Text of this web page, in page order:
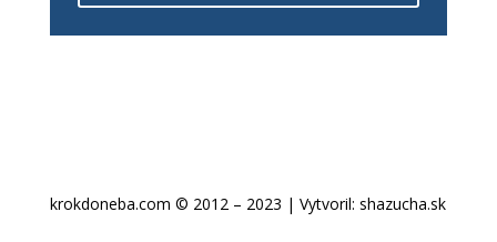
krokdoneba.com © 2012 – 2023 | Vytvoril: shazucha.sk